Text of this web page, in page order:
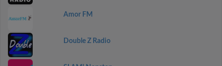
Amor FM
Double Z Radio